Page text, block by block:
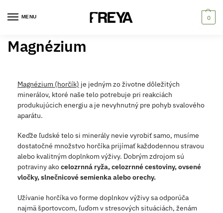
MENU 0
Magnézium
Magnézium (horčík) je jedným zo životne dôležitých
minerálov, ktoré naše telo potrebuje pri reakciách
produkujúcich energiu a je nevyhnutný pre pohyb svalového
aparátu.
Keďže ľudské telo si minerály nevie vyrobiť samo, musíme
dostatočné množstvo horčíka prijímať každodennou stravou
alebo kvalitným doplnkom výživy. Dobrým zdrojom sú
potraviny akocelozrnná ryža, celozrnné cestoviny, ovsené
vločky, slnečnicové semienka alebo orechy.
Užívanie horčíka vo forme doplnkov výživy sa odporúča
najmä športovcom, ľuďom v stresových situáciách, ženám